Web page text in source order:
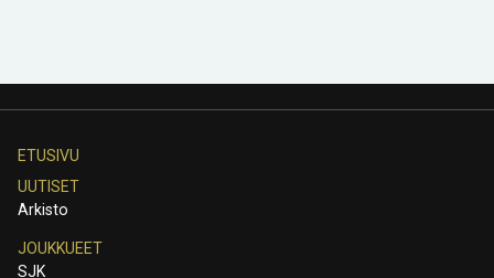
ETUSIVU
UUTISET
Arkisto
JOUKKUEET
SJK